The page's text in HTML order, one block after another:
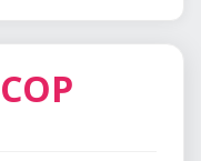
COP